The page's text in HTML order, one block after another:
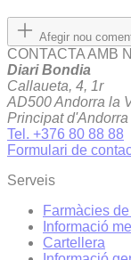
Afegir nou
CONTACTA AMB
Diari Bondia
Callaueta, 4, 1r
AD500 Andorra la
Principat d'Andorra
Tel. +376 80 88 88
Formulari de
Serveis
Farmàcies
Informació
Cartellera